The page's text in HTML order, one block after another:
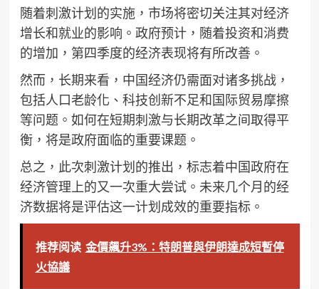
随着刺激计划的实施，市场将密切关注其对经济
增长和就业的影响。政府预计，随着投资和消费
的增加，第四季度的经济表现将有所改善。
然而，长期来看，中国经济仍需面对诸多挑战，
包括人口老龄化、科技创新不足和国际贸易摩擦
等问题。如何在短期刺激与长期改革之间取得平
衡，将是政府面临的重要课题。
总之，此次刺激计划的推出，标志着中国政府在
经济管理上的又一次重大尝试。未来几个月的经
济数据将是评估这一计划成效的重要指标。
推荐阅读 金價飆升3%：特朗普與伊朗達成短暫停
火協議